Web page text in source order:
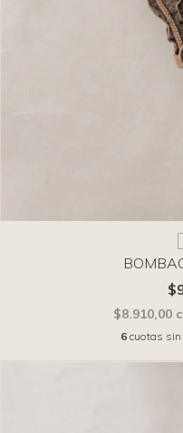
$8.910,00
6 cuotas sin